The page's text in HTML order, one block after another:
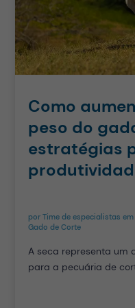
Como
peso do
estratégias
porTime de especialistas
Gado de Corte
A seca representa um
para a pecuária de